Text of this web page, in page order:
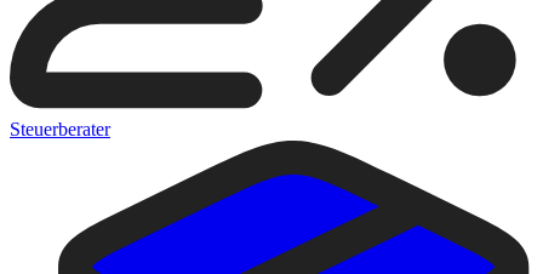
Steuerberater